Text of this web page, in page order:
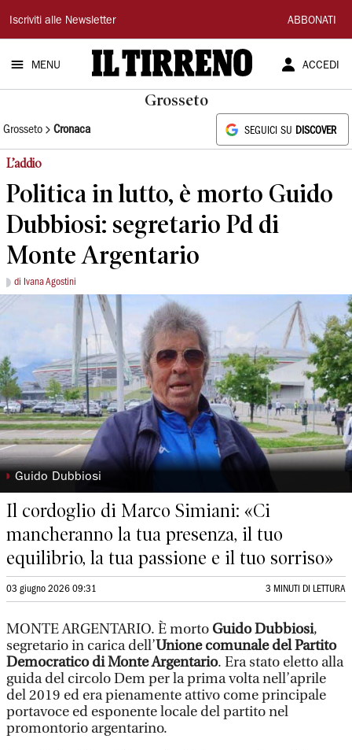
Il
Tirreno
Iscriviti alle Newsletter ABBONATI
MENU ACCEDI
Grosseto
Grosseto Cronaca SEGUICI SU DISCOVER
L’addio
Politica in lutto, è morto Guido
Dubbiosi: segretario Pd di
Monte Argentario
di Ivana Agostini
◗ Guido Dubbiosi
Il cordoglio di Marco Simiani: «Ci
mancheranno la tua presenza, il tuo
equilibrio, la tua passione e il tuo sorriso»
03 giugno 2026 09:31 3 MINUTI DI LETTURA
MONTE ARGENTARIO. È mortoGuido Dubbiosi,
segretario in carica dell’Unione comunale del Partito
Democratico di Monte Argentario. Era stato eletto alla
guida del circolo Dem per la prima volta nell’aprile
del 2019 ed era pienamente attivo come principale
portavoce ed esponente locale del partito nel
promontorio argentarino.